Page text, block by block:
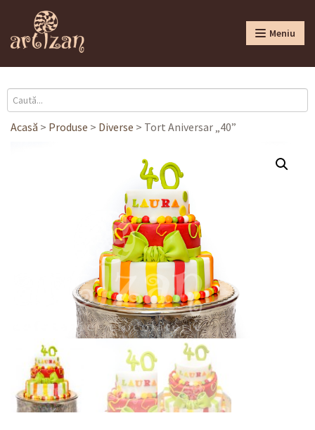
Meniu
Acasă > Produse > Diverse > Tort Aniversar „40”